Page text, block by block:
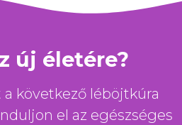
új életére?
a következő léböjtkúra
el az egészséges